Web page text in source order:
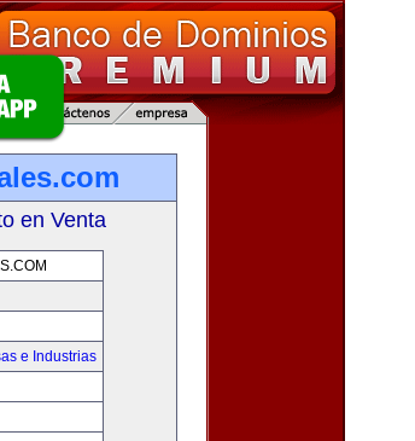
en Venta
e Industrias